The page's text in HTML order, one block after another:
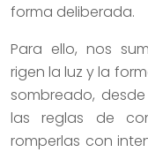
forma deliberada.
Para ello, nos
rigen la luz y la
sombreado,
las reglas de
romperlas con